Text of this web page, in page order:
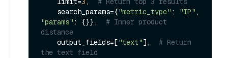
    search_params={
"metric_type" : "IP"
"params" : {}}, # Inner product
distance
    output_fields=[
"text"], # Return
the text field